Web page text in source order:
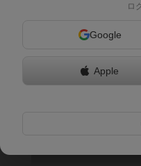
オーバー
ロ
Google
Apple